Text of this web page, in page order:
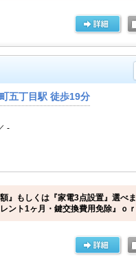
五丁目駅 徒歩19分
-
額』もしくは『家電3点設置』選べま
レント1ヶ月・鍵交換費用免除』ｏ